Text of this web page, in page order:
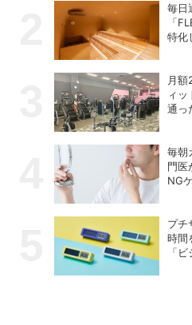
毎日
「
特化
月
ィ
通っ
毎朝
門医
NG
プチ
時間
「